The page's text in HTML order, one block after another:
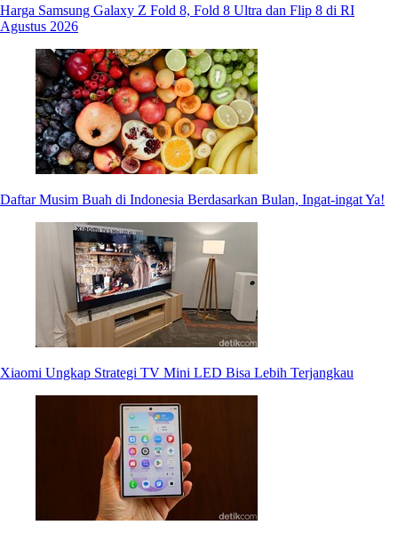
Harga Samsung Galaxy Z Fold 8, Fold 8 Ultra dan Flip 8 di RI
Agustus 2026
Daftar Musim Buah di Indonesia Berdasarkan Bulan, Ingat-ingat Ya!
Xiaomi Ungkap Strategi TV Mini LED Bisa Lebih Terjangkau